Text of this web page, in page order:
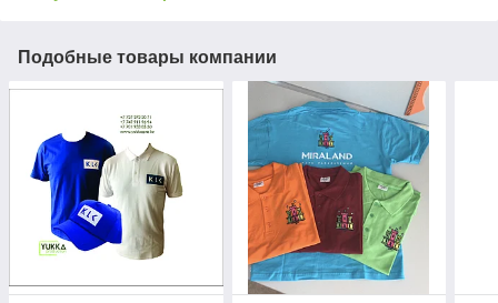
Подобные товары компании